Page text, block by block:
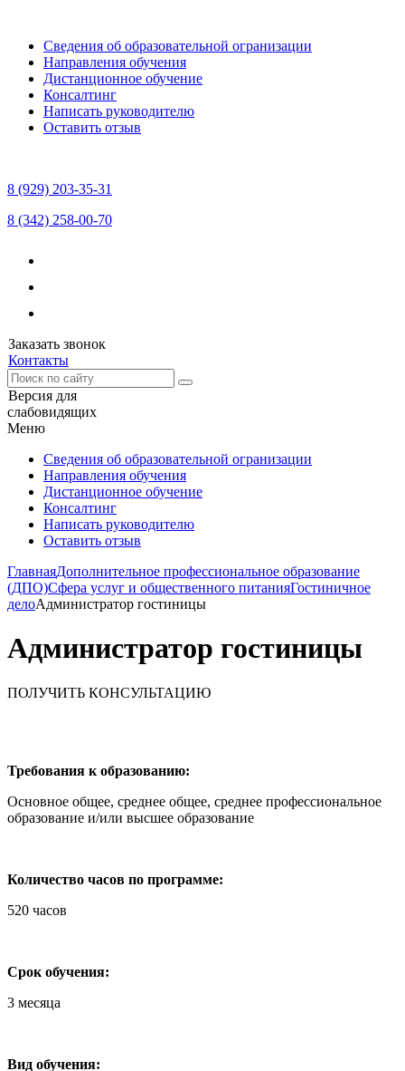
Сведения об образовательной огранизации
Направления обучения
Дистанционное обучение
Консалтинг
Написать руководителю
Оставить отзыв
8 (929) 203-35-31
8 (342) 258-00-70
Заказать звонок
Контакты
Версия для
слабовидящих
Меню
Сведения об образовательной огранизации
Направления обучения
Дистанционное обучение
Консалтинг
Написать руководителю
Оставить отзыв
ГлавнаяДополнительное профессиональное образование
(ДПО)Сфера услуг и общественного питанияГостиничное
делоАдминистратор гостиницы
Администратор гостиницы
ПОЛУЧИТЬ КОНСУЛЬТАЦИЮ
Требования к образованию:
Основное общее, среднее общее, среднее профессиональное
образование и/или высшее образование
Количество часов по программе:
520 часов
Срок обучения:
3 месяца
Вид обучения: